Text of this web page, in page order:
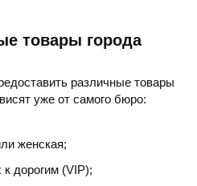
товары города
различные товары
уже от самого бюро:
женская;
дорогим (VIP);